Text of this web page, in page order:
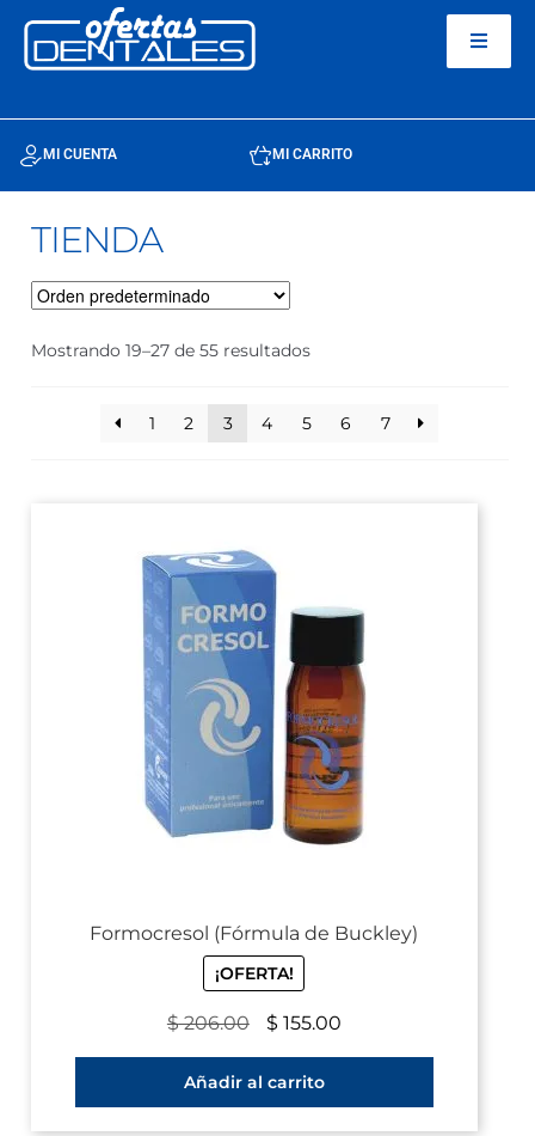
MI CUENTA MI CARRITO
TIENDA
Mostrando 19–27 de 55 resultados
1 2 3 4 5 6 7
Formocresol (Fórmula de Buckley)
¡OFERTA!
$206.00 $ 155.00
Añadir al carrito